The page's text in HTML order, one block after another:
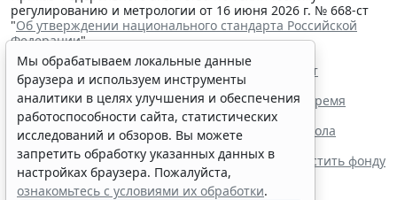
регулированию и метрологии от 16 июня 2026 г. № 668-ст
"Об утверждении национального стандарта Российской
Федерации"
Читайте также:
Росстандарт разработал проект ГОСТа для СИЗ от
электрической дуги
Сотрудник имеет право уйти с места работы во время
обеденного перерыва
Роструд напомнил о нюансах заполнения протокола
проверки знаний по охране труда
Верховный Суд РФ заставил работодателя возместить фонду
переплату пособия
Мы обрабатываем локальные данные
браузера и используем инструменты
аналитики в целях улучшения и обеспечения
работоспособности сайта, статистических
исследований и обзоров. Вы можете
запретить обработку указанных данных в
настройках браузера. Пожалуйста,
ознакомьтесь с условиями их обработки.